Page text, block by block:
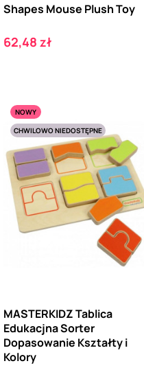
Shapes Mouse Plush Toy
Cena
62,48 zł
NOWY
CHWILOWO NIEDOSTĘPNE
MASTERKIDZ Tablica
Edukacjna Sorter
Dopasowanie Kształty i
Kolory